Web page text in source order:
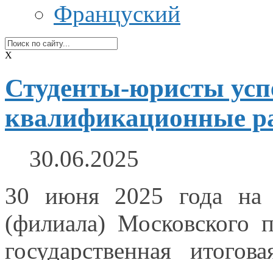
Француский
X
Студенты-юристы
квалификационные
30.06.2025
30 июня 2025 года
на
(филиала) Московского
государственная